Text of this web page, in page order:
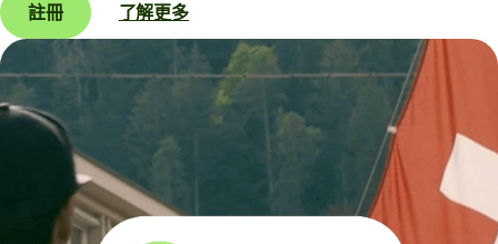
註冊 了解更多